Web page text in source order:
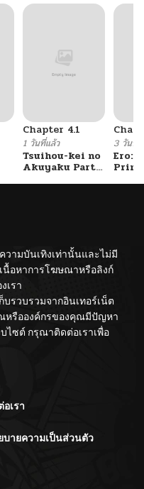
09/12/2025
09/08/2025
09/08/2025
09/08/2025
Chapter 4.1
1 วันที่แล้ว
Tsuihou-kei no
Akuyaku Party
Shimashita.:
Skill o Ubau
“Steal” tte
Tsuyosugiru
3 วันที่
Ero:
วามบันเทิงเท่านั้นและไม่มี
นื้อหาการโฆษณาหรือลิงก์
เรา
รวบรวมจากอินเทอร์เน็ต
หรือองค์กรของคุณมีปัญหา
ไซต์ กรุณาติดต่อเราเพื่อ
เรา
บายความเป็นส่วนตัว